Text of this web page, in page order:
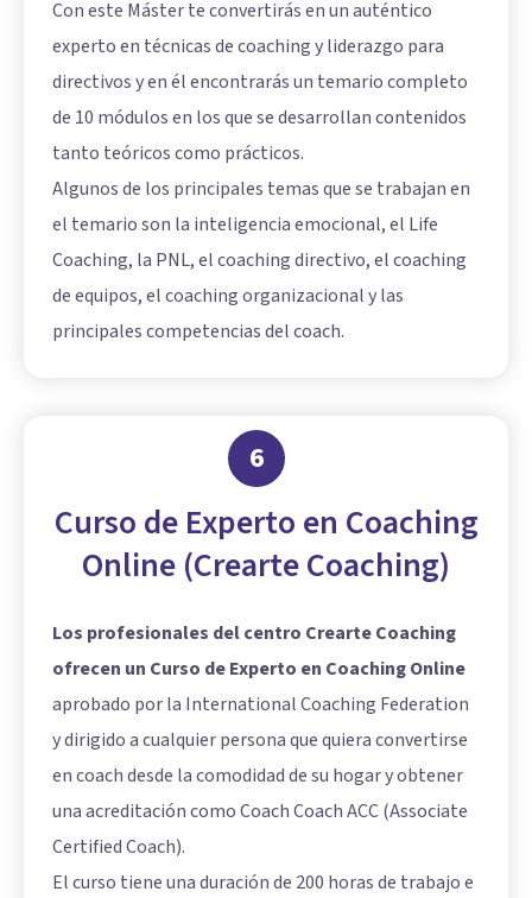
Con este Máster te convertirás en un auténtico
experto en técnicas de coaching y liderazgo para
directivos y en él encontrarás un temario completo
de 10 módulos en los que se desarrollan contenidos
tanto teóricos como prácticos.
Algunos de los principales temas que se trabajan en
el temario son la inteligencia emocional, el Life
Coaching, la PNL, el coaching directivo, el coaching
de equipos, el coaching organizacional y las
principales competencias del coach.
6
Curso de Experto en Coaching
Online (Crearte Coaching)
Los profesionales del centro Crearte Coaching
ofrecen un Curso de Experto en Coaching Online
aprobado por la International Coaching Federation
y dirigido a cualquier persona que quiera convertirse
en coach desde la comodidad de su hogar y obtener
una acreditación como Coach Coach ACC (Associate
Certified Coach).
El curso tiene una duración de 200 horas de trabajo e